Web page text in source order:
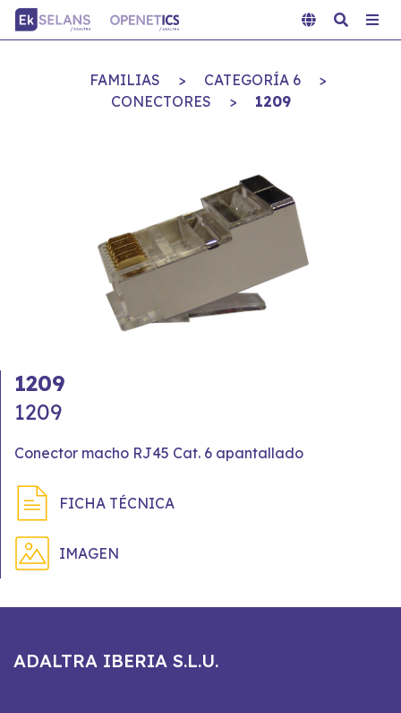
FAMILIAS > CATEGORÍA 6
>
CONECTORES
> 1209
1209
1209
Conector macho RJ45 Cat. 6 apantallado
FICHA TÉCNICA
IMAGEN
ADALTRA IBERIA S.L.U.